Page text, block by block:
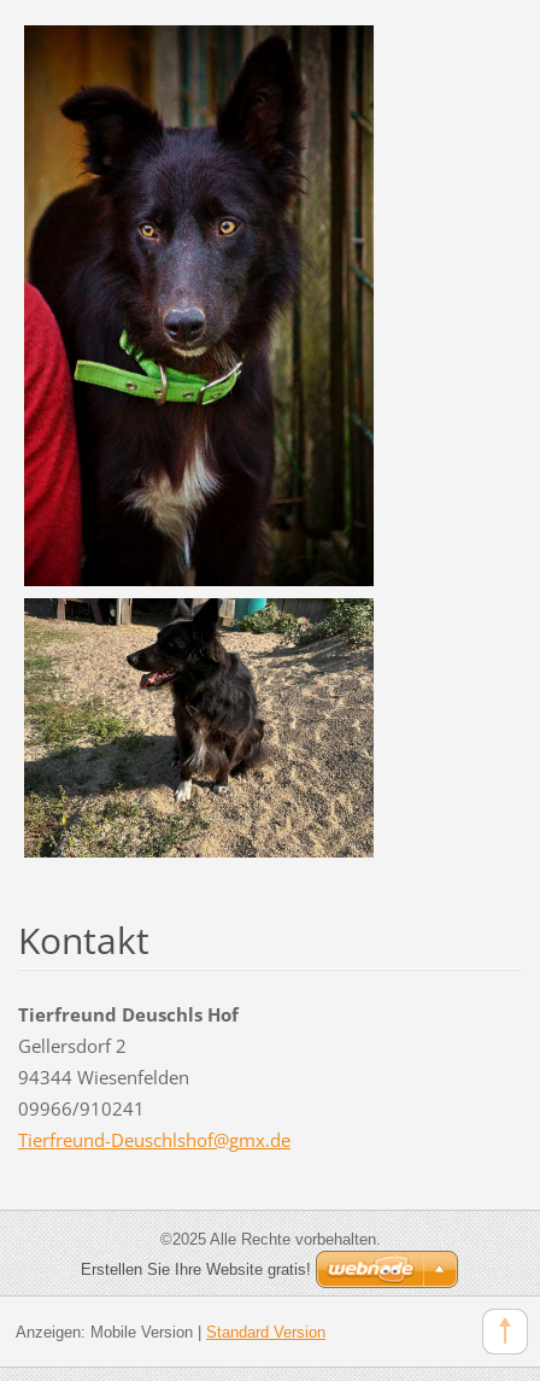
Kontakt
Tierfreund Deuschls Hof
Gellersdorf 2
94344 Wiesenfelden
09966/910241
Tierfreund-Deuschlshof@gmx.de
©2025 Alle Rechte vorbehalten.
Erstellen Sie Ihre Website gratis!
Anzeigen: Mobile Version| Standard Version